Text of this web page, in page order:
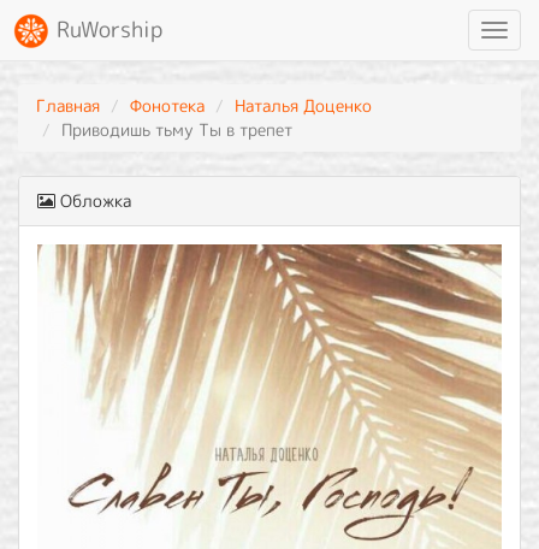
RuWorship
Главная Фонотека
Наталья Доценко
Приводишь тьму Ты в трепет
Обложка